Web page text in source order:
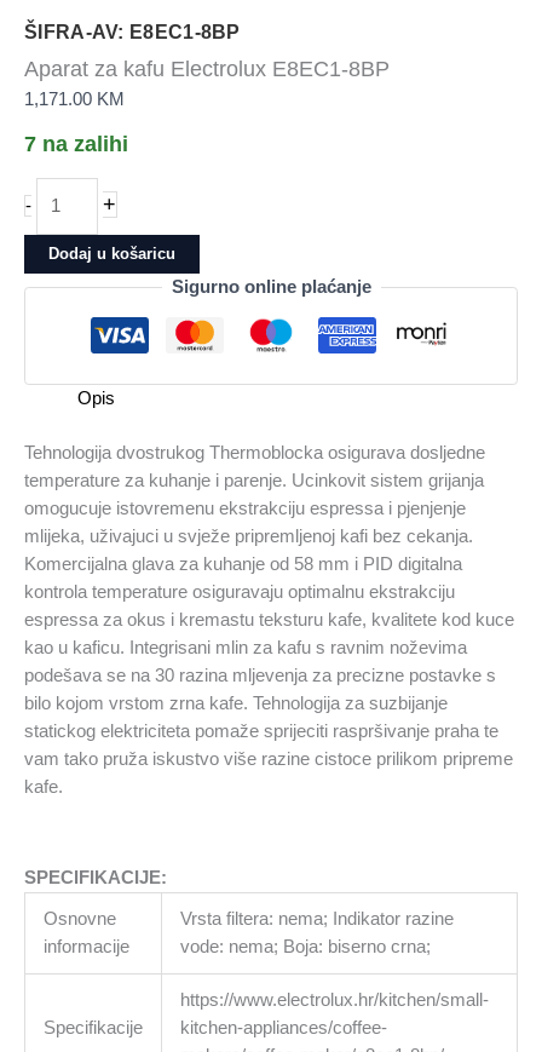
ŠIFRA-AV: E8EC1-8BP
Aparat za kafu Electrolux E8EC1-8BP
1,171.00 KM
7 na zalihi
-
za
kafu
Electrolux
količina
+
Dodaj u košaricu
Sigurno online plaćanje
Opis
Tehnologija dvostrukog Thermoblocka osigurava dosljedne
temperature za kuhanje i parenje. Ucinkovit sistem grijanja
omogucuje istovremenu ekstrakciju espressa i pjenjenje
mlijeka, uživajuci u svježe pripremljenoj kafi bez cekanja.
Komercijalna glava za kuhanje od 58 mm i PID digitalna
kontrola temperature osiguravaju optimalnu ekstrakciju
espressa za okus i kremastu teksturu kafe, kvalitete kod kuce
kao u kaficu. Integrisani mlin za kafu s ravnim noževima
podešava se na 30 razina mljevenja za precizne postavke s
bilo kojom vrstom zrna kafe. Tehnologija za suzbijanje
statickog elektriciteta pomaže sprijeciti raspršivanje praha te
vam tako pruža iskustvo više razine cistoce prilikom pripreme
kafe.
SPECIFIKACIJE:
Osnovne
informacije
Vrsta filtera: nema; Indikator razine
vode: nema; Boja: biserno crna;
Specifikacije
https://www.electrolux.hr/kitchen/small-
kitchen-appliances/coffee-